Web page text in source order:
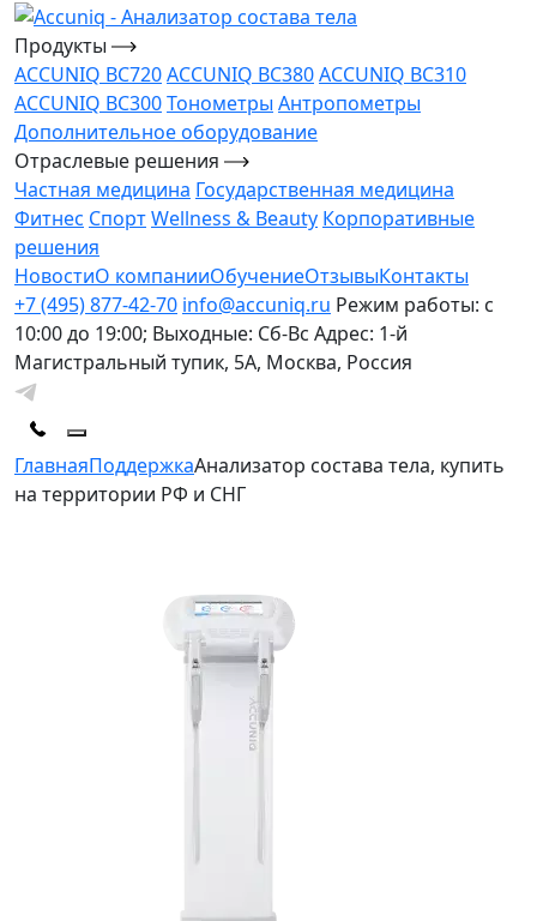
Продукты
ACCUNIQ BC720ACCUNIQ BC380ACCUNIQ BC310
ACCUNIQ BC300Тонометры Антропометры
Дополнительное оборудование
Отраслевые решения
Частная медицина Государственная медицина
Фитнес СпортWellness & Beauty Корпоративные
решения
НовостиО компанииОбучениеОтзывыКонтакты
+7 (495) 877-42-70 info@accuniq.ru Режим работы: с
10:00 до 19:00; Выходные: Сб-Вс Адрес: 1-й
Магистральный тупик, 5А, Москва, Россия
ГлавнаяПоддержкаАнализатор состава тела, купить
на территории РФ и СНГ